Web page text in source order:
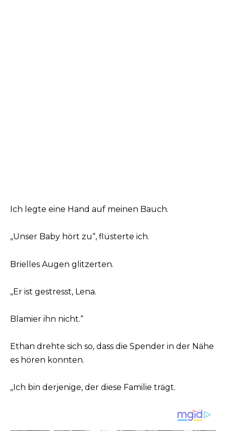
Ich legte eine Hand auf meinen Bauch.
„Unser Baby hört zu“, flüsterte ich.
Brielles Augen glitzerten.
„Er ist gestresst, Lena.
Blamier ihn nicht.“
Ethan drehte sich so, dass die Spender in der Nähe
es hören konnten.
„Ich bin derjenige, der diese Familie trägt.